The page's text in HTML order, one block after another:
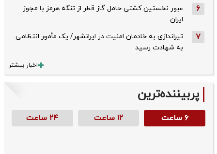
6
عبور نخستین کشتی حامل گاز قطر از تنگه هرمز با مجوز
ایران
7
تیراندازی به خادمان امنیت در ایرانشهر/ یک مأمور انتظامی
به شهادت رسید
اخبار بیشتر
پربیننده‌ترین
۶ ساعت ۱۲ ساعت ۲۴ ساعت